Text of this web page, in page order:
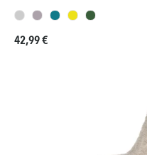
Prezzo normale:
42,99 €